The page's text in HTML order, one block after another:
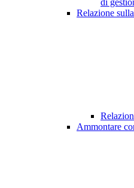
di
Relazione
Ammontare